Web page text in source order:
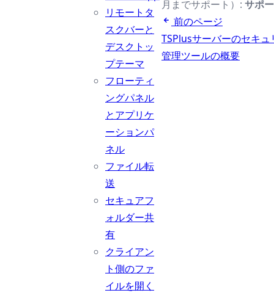
リモートタ
スクバーと
デスクトッ
プテーマ
フローティ
ングパネル
とアプリケ
ーションパ
ネル
ファイル転
送
セキュアフ
ォルダー共
有
クライアン
ト側のファ
イルを開く
月までサポート）: サポ
前のページ
TSPlusサーバーのセキ
管理ツールの概要